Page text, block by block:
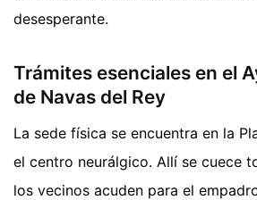
desesperante.
Trámites esenciales en el
de Navas del Rey
La sede física se encuentra en la
el centro neurálgico. Allí se cuece
los vecinos acuden para el